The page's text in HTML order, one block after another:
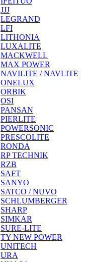
JJJ
LEGRAND
LFI
LITHONIA
LUXALITE
MACKWELL
MAX POWER
NAVILITE / NAVLITE
ONELUX
ORBIK
OSI
PANSAN
PIERLITE
POWERSONIC
PRESCOLITE
RONDA
RP TECHNIK
RZB
SAFT
SANYO
SATCO / NUVO
SCHLUMBERGER
SHARP
SIMKAR
SURE-LITE
TY NEW POWER
UNITECH
URA